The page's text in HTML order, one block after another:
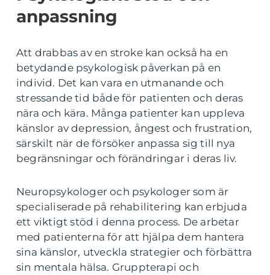
anpassning
Att drabbas av en stroke kan också ha en
betydande psykologisk påverkan på en
individ. Det kan vara en utmanande och
stressande tid både för patienten och deras
nära och kära. Många patienter kan uppleva
känslor av depression, ångest och frustration,
särskilt när de försöker anpassa sig till nya
begränsningar och förändringar i deras liv.
Neuropsykologer och psykologer som är
specialiserade på rehabilitering kan erbjuda
ett viktigt stöd i denna process. De arbetar
med patienterna för att hjälpa dem hantera
sina känslor, utveckla strategier och förbättra
sin mentala hälsa. Gruppterapi och